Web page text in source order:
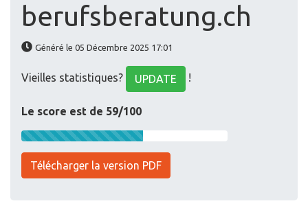
berufsberatung.ch
Généré le 05 Décembre 2025 17:01
Vieilles statistiques? UPDATE !
Le score est de 59/100
Télécharger la version PDF